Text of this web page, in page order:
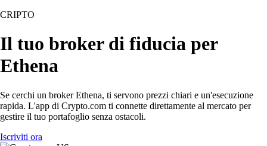
CRIPTO
Il tuo broker di fiducia per
Ethena
Se cerchi un broker Ethena, ti servono prezzi chiari e un'esecuzione
rapida. L'app di Crypto.com ti connette direttamente al mercato per
gestire il tuo portafoglio senza ostacoli.
Iscriviti ora